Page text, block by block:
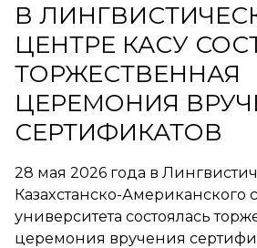
В
ЦЕНТРЕ КАСУ
ТОРЖЕСТВЕННАЯ
ЦЕРЕМОНИЯ
СЕРТИФИКАТОВ
28 мая 2026 года в
Казахстанско-Американского
университета состоялась
церемония вручения